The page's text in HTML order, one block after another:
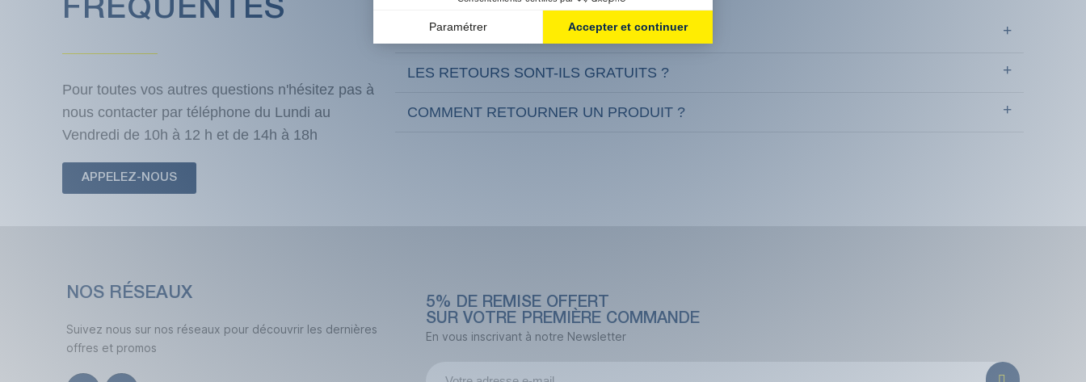
FRÉQUENTES
Pour toutes vos autres questions n'hésitez pas à
nous contacter par téléphone du Lundi au
Vendredi de 10h à 12 h et de 14h à 18h
APPELEZ-NOUS
QUELS SONT NOS DÉLAIS DE LIVRAISON ?
LES RETOURS SONT-ILS GRATUITS ?
COMMENT RETOURNER UN PRODUIT ?
NOS RÉSEAUX
Suivez nous sur nos réseaux pour découvrir les dernières
offres et promos
5% DE REMISE OFFERT
SUR VOTRE PREMIÈRE COMMANDE
En vous inscrivant à notre Newsletter